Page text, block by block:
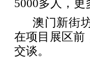
5000多人，
澳门新街
在项目展区前
交谈。